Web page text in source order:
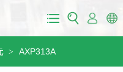
> AXP313A